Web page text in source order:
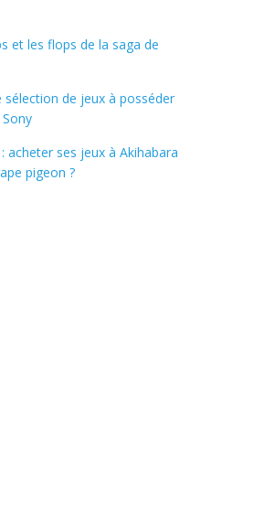
et les flops de la saga de
sélection de jeux à posséder
acheter ses jeux à Akihabara
pigeon ?